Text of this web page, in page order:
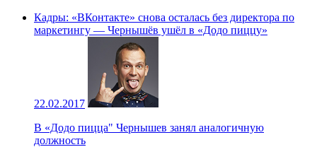
Кадры: «ВКонтакте» снова осталась без директора по
маркетингу — Чернышёв ушёл в «Додо пиццу»
22.02.2017
В «Додо пицца" Чернышев занял аналогичную
должность